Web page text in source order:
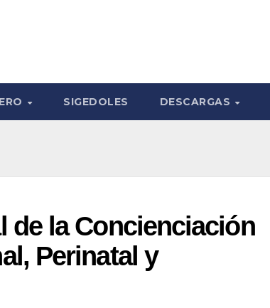
SIGEDOLES DESCARGAS
de la Concienciación
Perinatal y